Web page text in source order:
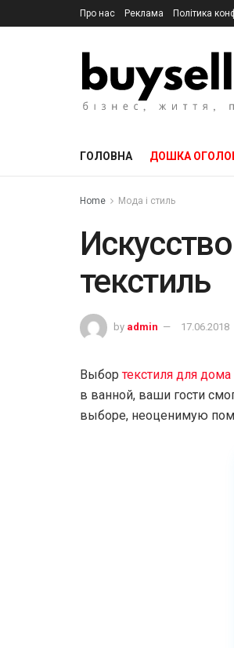
Про нас Реклама Політика
ГОЛОВНА ДОШКА
Home Мода і стиль
текстиль
by admin 17.06.2018
Выбор текстиля для дома
в ванной, ваши гости
выборе, неоценимую